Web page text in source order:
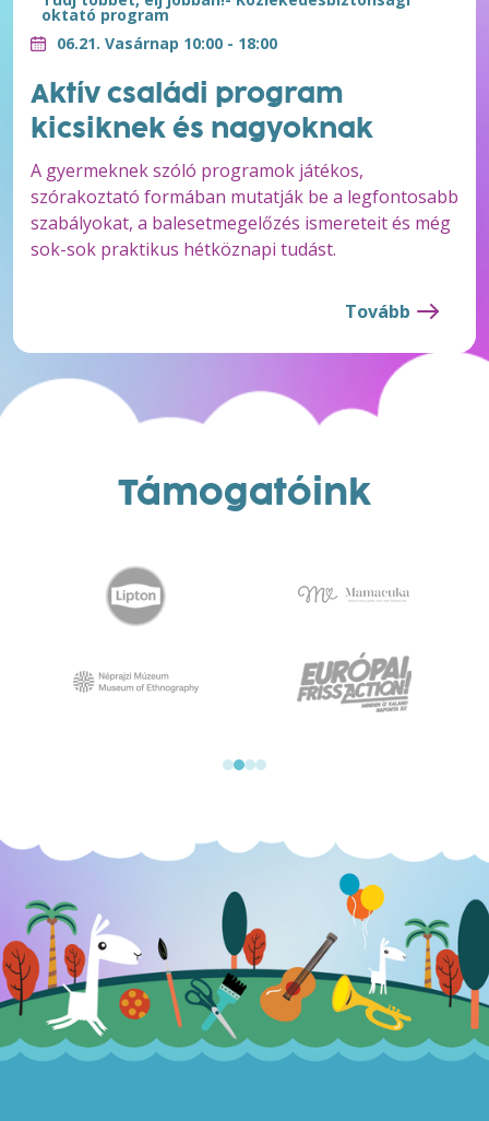
oktató program
06.21. Vasárnap 10:00 - 18:00
Aktív családi program
kicsiknek és nagyoknak
A gyermeknek szóló programok játékos,
szórakoztató formában mutatják be a legfontosabb
szabályokat, a balesetmegelőzés ismereteit és még
sok-sok praktikus hétköznapi tudást.
Tovább
Támogatóink